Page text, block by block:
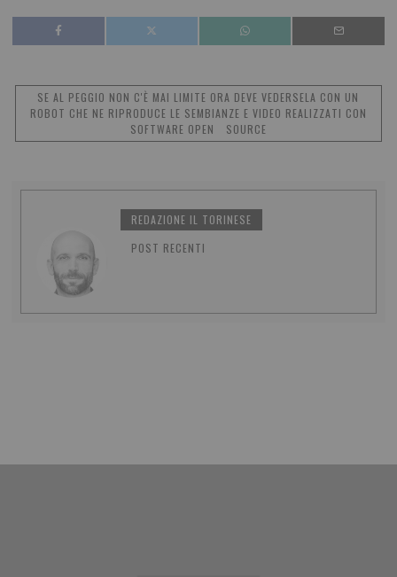
SE AL PEGGIO NON C'È MAI LIMITE ORA DEVE VEDERSELA CON UN
ROBOT CHE NE RIPRODUCE LE SEMBIANZE E VIDEO REALIZZATI CON
SOFTWARE OPEN SOURCE
REDAZIONE IL TORINESE
POST RECENTI